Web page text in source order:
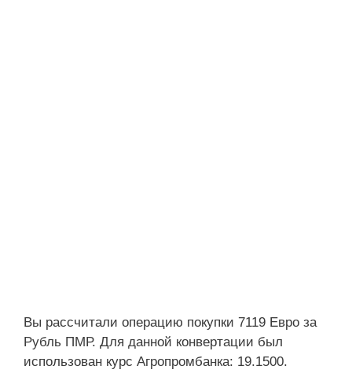
Вы рассчитали операцию покупки 7119 Евро за
Рубль ПМР. Для данной конвертации был
использован курс Агропромбанка: 19.1500.